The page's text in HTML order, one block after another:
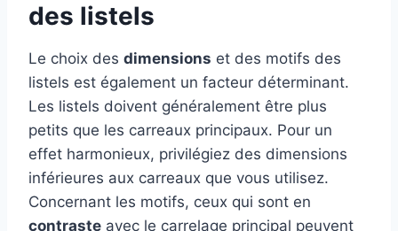
des listels
Le choix des dimensions et des motifs des
listels est également un facteur déterminant.
Les listels doivent généralement être plus
petits que les carreaux principaux. Pour un
effet harmonieux, privilégiez des dimensions
inférieures aux carreaux que vous utilisez.
Concernant les motifs, ceux qui sont en
contraste avec le carrelage principal peuvent